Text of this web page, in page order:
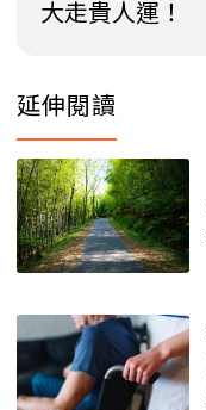
大走貴人運！
延伸閱讀